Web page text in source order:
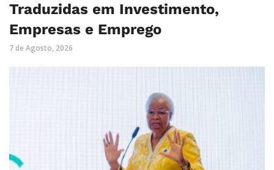
Traduzidas em Investimento,
Empresas e Emprego
7 de Agosto, 2026